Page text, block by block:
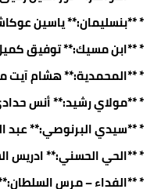
* **بنسليمان:** ياسين
* **ابن مسيك:** توفيق
* **المحمدية:** هشام آيت
* **مولاي رشيد:** أنس
* **سيدي البرنوصي:** عبد
* **الحي الحسني:** ادريس
* **الفداء – مرس